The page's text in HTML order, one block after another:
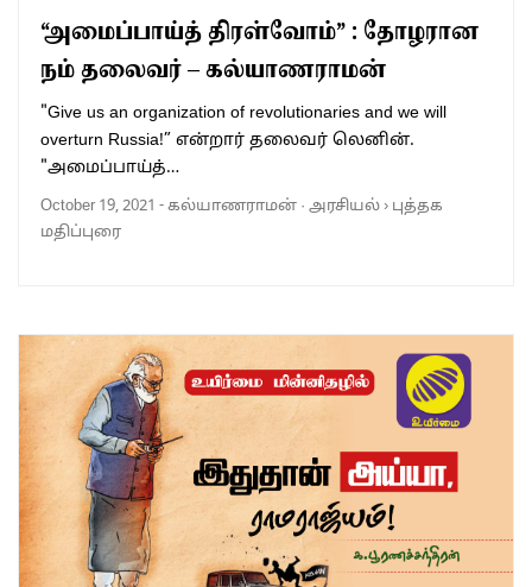
“அமைப்பாய்த் திரள்வோம்” : தோழரான
நம் தலைவர் – கல்யாணராமன்
"Give us an organization of revolutionaries and we will
overturn Russia!” என்றார் தலைவர் லெனின்.
"அமைப்பாய்த்…
October 19, 2021 -கல்யாணராமன் · அரசியல்› புத்தக
மதிப்புரை